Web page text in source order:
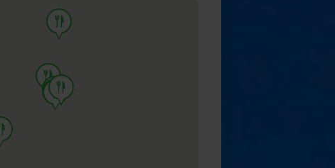
food
food
food
food
food
food
food